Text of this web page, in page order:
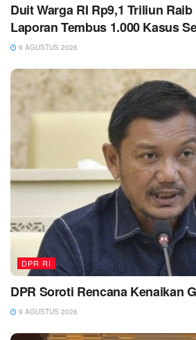
Duit Warga RI Rp9,1 Triliun
Laporan Tembus 1.000 Kasus
9 AGUSTUS 2026
DPR RI
DPR Soroti Rencana Kenaikan
9 AGUSTUS 2026